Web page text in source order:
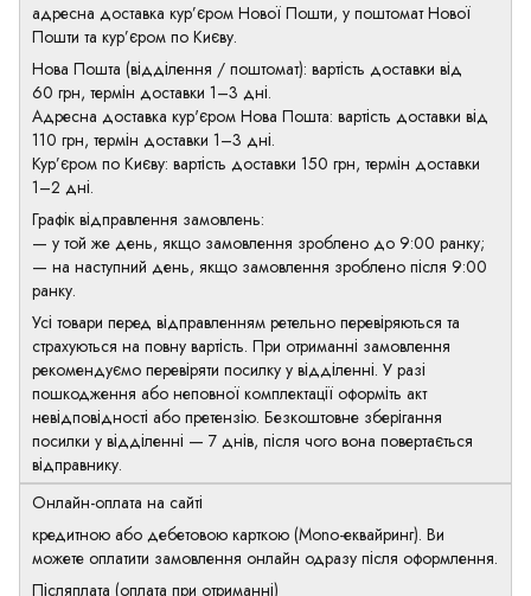
адресна доставка кур’єром Нової Пошти, у поштомат Нової
Пошти та кур’єром по Києву.
Нова Пошта (відділення / поштомат): вартість доставки від
60 грн, термін доставки 1–3 дні.
Адресна доставка кур'єром Нова Пошта: вартість доставки від
110 грн, термін доставки 1–3 дні.
Кур’єром по Києву: вартість доставки 150 грн, термін доставки
1–2 дні.
Графік відправлення замовлень:
— у той же день, якщо замовлення зроблено до 9:00 ранку;
— на наступний день, якщо замовлення зроблено після 9:00
ранку.
Усі товари перед відправленням ретельно перевіряються та
страхуються на повну вартість. При отриманні замовлення
рекомендуємо перевіряти посилку у відділенні. У разі
пошкодження або неповної комплектації оформіть акт
невідповідності або претензію. Безкоштовне зберігання
посилки у відділенні — 7 днів, після чого вона повертається
відправнику.
Онлайн-оплата на сайті
кредитною або дебетовою карткою (Mono-еквайринг). Ви
можете оплатити замовлення онлайн одразу після оформлення.
Післяплата (оплата при отриманні)